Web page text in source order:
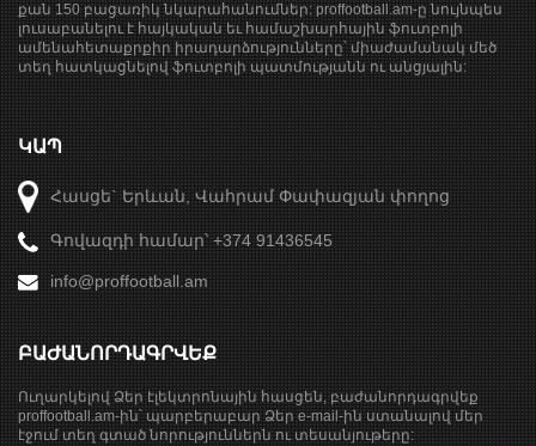
քան 150 բացառիկ նկարահանումներ: proffootball.am-ը նույնպես
լուսաբանելու է հայկական եւ համաշխարհային ֆուտբոլի
ամենահետաքրքիր իրադարձությունները՝ միաժամանակ մեծ
տեղ հատկացնելով ֆուտբոլի պատմությանն ու անցյալին:
ԿԱՊ
Հասցե` Երևան, Վահրամ Փափազյան փողոց
Գովազդի համար՝ +374 91436545
info@proffootball.am
ԲԱԺԱՆՈՐԴԱԳՐՎԵՔ
Ուղարկելով Ձեր էլեկտրոնային հասցեն, բաժանորդագրվեք
proffootball.am-ին՝ պարբերաբար Ձեր e-mail-ին ստանալով մեր
էջում տեղ գտած նորություններն ու տեսանյութերը: